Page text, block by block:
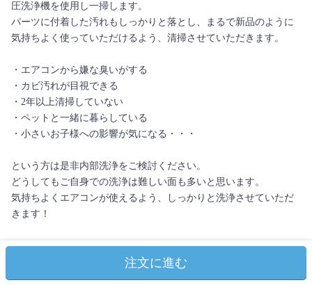
圧洗浄機を使用し一掃します。
パーツに付着した汚れもしっかりと落とし、まるで新品のように
気持ちよく使っていただけるよう、清掃させていただきます。
・エアコンから嫌な臭いがする
・カビ汚れが目視できる
・2年以上清掃していない
・ペットと一緒に暮らしている
・小さいお子様への影響が気になる・・・
という方は是非内部洗浄をご検討ください。
どうしてもご自身での洗浄は難しい面も多いと思います。
気持ちよくエアコンが使えるよう、しっかりと洗浄させていただ
きます！
【作業箇所】
エアコン内部の高圧洗浄、パーツ類、熱交換器、ファン、フィル
ター、作業箇所の簡易清掃
注文に進む